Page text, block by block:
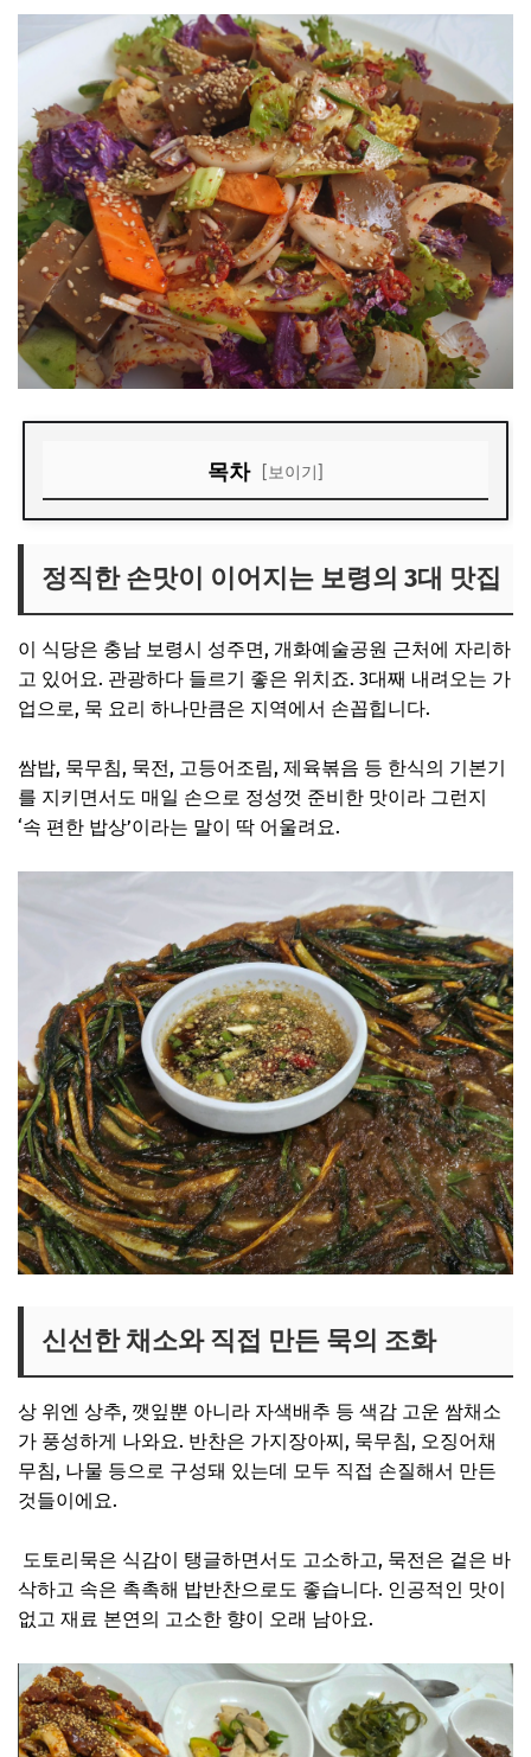
목차 [보이기]
신선한 채소와 직접 만든 묵의 조화
한 상 가득 나오는 할매쌈밥
아늑한 한옥 분위기와 편안한 공간
직접 담근 수제 장류의 깊은 맛
정직한 손맛이 이어지는 보령의 3대 맛집
이 식당은 충남 보령시 성주면, 개화예술공원 근처에 자리하
고 있어요. 관광하다 들르기 좋은 위치죠. 3대째 내려오는 가
업으로, 묵 요리 하나만큼은 지역에서 손꼽힙니다.
쌈밥, 묵무침, 묵전, 고등어조림, 제육볶음 등 한식의 기본기
를 지키면서도 매일 손으로 정성껏 준비한 맛이라 그런지
‘속 편한 밥상’이라는 말이 딱 어울려요.
신선한 채소와 직접 만든 묵의 조화
상 위엔 상추, 깻잎뿐 아니라 자색배추 등 색감 고운 쌈채소
가 풍성하게 나와요. 반찬은 가지장아찌, 묵무침, 오징어채
무침, 나물 등으로 구성돼 있는데 모두 직접 손질해서 만든
것들이에요.
도토리묵은 식감이 탱글하면서도 고소하고, 묵전은 겉은 바
삭하고 속은 촉촉해 밥반찬으로도 좋습니다. 인공적인 맛이
없고 재료 본연의 고소한 향이 오래 남아요.